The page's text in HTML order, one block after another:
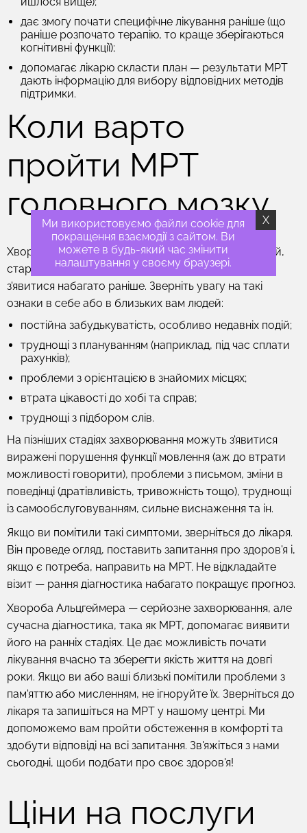
дає змогу почати специфічне лікування раніше (що
раніше розпочато терапію, то краще зберігаються
когнітивні функції);
допомагає лікарю скласти план — результати МРТ
дають інформацію для вибору відповідних методів
підтримки.
Коли варто
пройти МРТ
головного мозку
Хвороба Альцгеймера частіше трапляється в людей,
старших за 65 років, але перші симптоми можуть
з'явитися набагато раніше. Зверніть увагу на такі
ознаки в себе або в близьких вам людей:
постійна забудькуватість, особливо недавніх подій;
труднощі з плануванням (наприклад, під час сплати
рахунків);
проблеми з орієнтацією в знайомих місцях;
втрата цікавості до хобі та справ;
труднощі з підбором слів.
На пізніших стадіях захворювання можуть з'явитися
виражені порушення функції мовлення (аж до втрати
можливості говорити), проблеми з письмом, зміни в
поведінці (дратівливість, тривожність тощо), труднощі
із самообслуговуванням, сильне виснаження та ін.
Якщо ви помітили такі симптоми, зверніться до лікаря.
Він проведе огляд, поставить запитання про здоров'я і,
якщо є потреба, направить на МРТ. Не відкладайте
візит — рання діагностика набагато покращує прогноз.
Хвороба Альцгеймера — серйозне захворювання, але
сучасна діагностика, така як МРТ, допомагає виявити
його на ранніх стадіях. Це дає можливість почати
лікування вчасно та зберегти якість життя на довгі
роки. Якщо ви або ваші близькі помітили проблеми з
пам'яттю або мисленням, не ігноруйте їх. Зверніться до
лікаря та запишіться на МРТ у нашому центрі. Ми
допоможемо вам пройти обстеження в комфорті та
здобути відповіді на всі запитання. Зв'яжіться з нами
сьогодні, щоби подбати про своє здоров'я!
Ціни на послуги
Ми використовуємо файли cookie для
покращення взаємодії з сайтом. Ви
можете в будь-який час змінити
налаштування у своєму браузері.
X